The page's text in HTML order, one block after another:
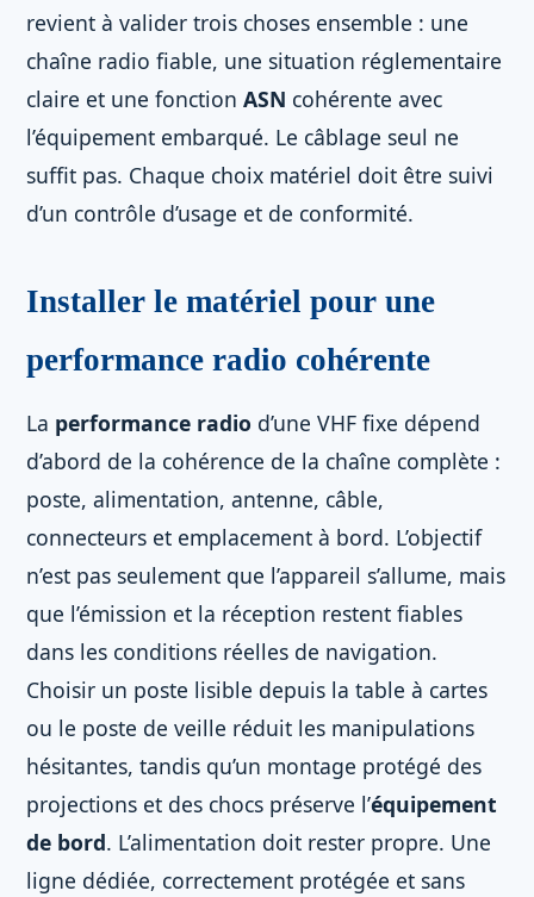
revient à valider trois choses ensemble : une
chaîne radio fiable, une situation réglementaire
claire et une fonction ASN cohérente avec
l’équipement embarqué. Le câblage seul ne
suffit pas. Chaque choix matériel doit être suivi
d’un contrôle d’usage et de conformité.
Installer le matériel pour une
performance radio cohérente
La performance radio d’une VHF fixe dépend
d’abord de la cohérence de la chaîne complète :
poste, alimentation, antenne, câble,
connecteurs et emplacement à bord. L’objectif
n’est pas seulement que l’appareil s’allume, mais
que l’émission et la réception restent fiables
dans les conditions réelles de navigation.
Choisir un poste lisible depuis la table à cartes
ou le poste de veille réduit les manipulations
hésitantes, tandis qu’un montage protégé des
projections et des chocs préserve l’équipement
de bord. L’alimentation doit rester propre. Une
ligne dédiée, correctement protégée et sans